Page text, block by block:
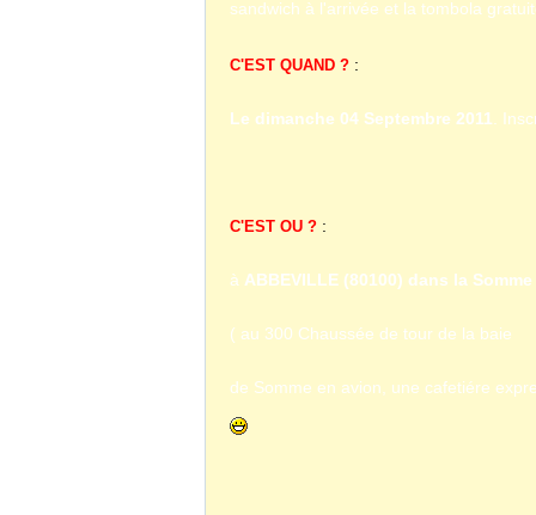
sandwich à l'arrivée et la tombola
C'EST QUAND ? :
Le dimanche 04 Septembre 2011 .
C'EST OU ? :
à ABBEVILLE (80100) dans la Somme
( au 300 Chaussée de tour de la baie
de Somme en avion, une cafetiére